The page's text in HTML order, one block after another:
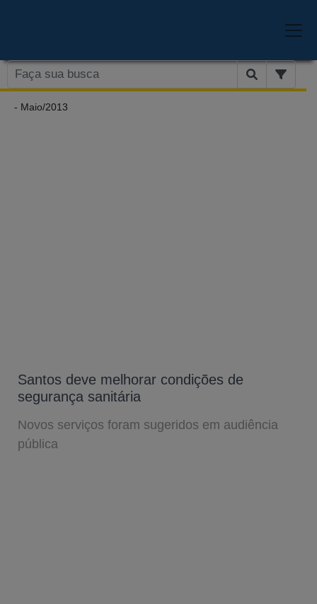
- Maio/2013
Santos deve melhorar condições de
segurança sanitária
Novos serviços foram sugeridos em audiência
pública